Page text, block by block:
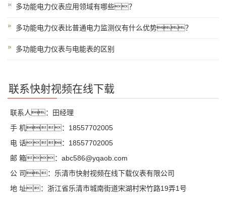
多功能电力仪表应用领域有哪些？
多功能电力仪表比普通电力监测仪有什么优势？
多功能电力仪表与电能表的区别
联系快射视频在线下载
联系人：田经理
手 机：18557702005
电 话：18557702005
邮 箱：abc586@yqaob.com
公 司：乐清市快射视频在线下载仪表有限公司
地 址：浙江省乐清市城南街道宋湖村宋竹路19弄1号